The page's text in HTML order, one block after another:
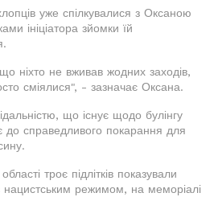
уже спілкувалися з Оксаною
ініціатора зйомки їй
ніхто не вживав жодних заходів,
сміялися", - зазначає Оксана.
що існує щодо булінгу
до справедливого покарання для
троє підлітків показували
режимом, на меморіалі